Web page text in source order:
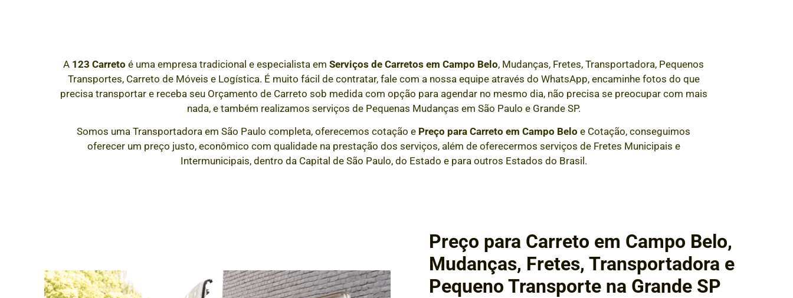
A 123 Carreto é uma empresa tradicional e especialista em Serviços de Carretos em Campo Belo, Mudanças, Fretes, Transportadora, Pequenos
Transportes, Carreto de Móveis e Logística. É muito fácil de contratar, fale com a nossa equipe através do WhatsApp, encaminhe fotos do que
precisa transportar e receba seu Orçamento de Carreto sob medida com opção para agendar no mesmo dia, não precisa se preocupar com mais
nada, e também realizamos serviços de Pequenas Mudanças em São Paulo e Grande SP.
Somos uma Transportadora em São Paulo completa, oferecemos cotação e Preço para Carreto em Campo Belo e Cotação, conseguimos
oferecer um preço justo, econômico com qualidade na prestação dos serviços, além de oferecermos serviços de Fretes Municipais e
Intermunicipais, dentro da Capital de São Paulo, do Estado e para outros Estados do Brasil.
Preço para Carreto em Campo Belo,
Mudanças, Fretes, Transportadora e
Pequeno Transporte na Grande SP